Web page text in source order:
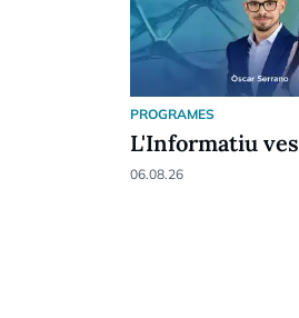
PROGRAMES
L'Informatiu
06.08.26